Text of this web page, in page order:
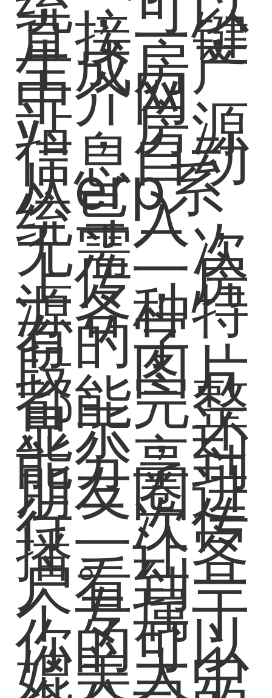
直接一键
生成房产
中介网
站，房源
信息自动
从erp系
统导入，
无需二次
上传，房
源各种特
有的字
段、图片
都能完整
显示，还
能分享到
朋友圈进
行二次传
播。让客
户看到一
个专属于
你的可以
媲美大中